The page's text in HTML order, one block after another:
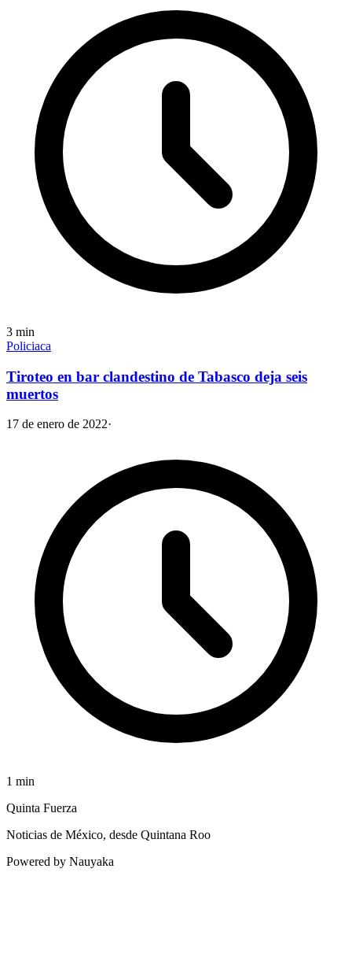
3 min
Policiaca
Tiroteo en bar clandestino de Tabasco deja seis
muertos
17 de enero de 2022·
1 min
Quinta Fuerza
Noticias de México, desde Quintana Roo
Powered by Nauyaka